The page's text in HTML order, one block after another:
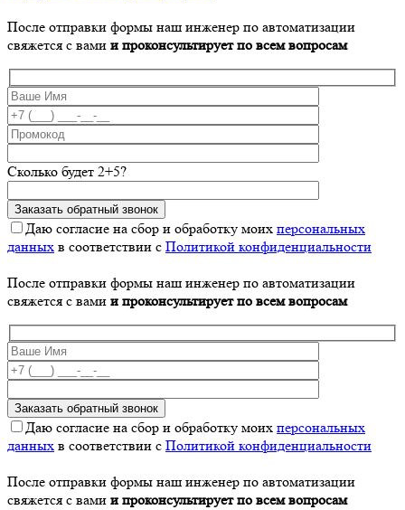
После отправки формы наш инженер по автоматизации
свяжется с вами и проконсультирует по всем вопросам
Сколько будет 2+5?
Даю согласие на сбор и обработку моих персональных
данных в соответствии с Политикой конфиденциальности
После отправки формы наш инженер по автоматизации
свяжется с вами и проконсультирует по всем вопросам
Даю согласие на сбор и обработку моих персональных
данных в соответствии с Политикой конфиденциальности
После отправки формы наш инженер по автоматизации
свяжется с вами и проконсультирует по всем вопросам